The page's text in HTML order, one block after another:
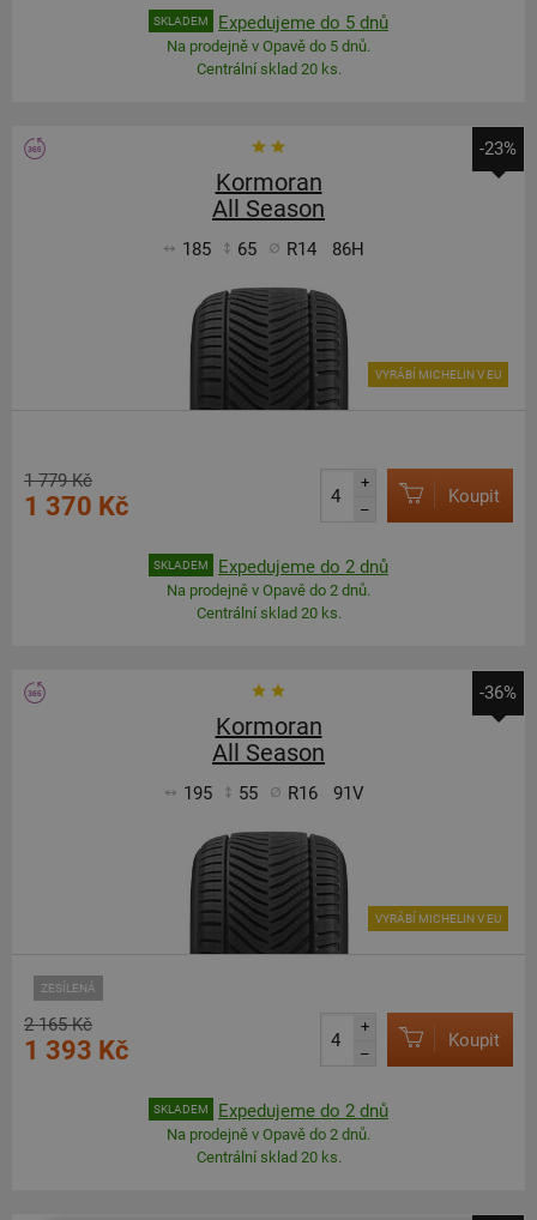
SKLADEM Expedujeme do 5 dnů
Na prodejně v Opavě do 5 dnů.
Centrální sklad 20 ks.
-23%
Kormoran
All Season
185 65 R14 86H
VYRÁBÍ MICHELIN V EU
1 779 Kč
1 370 Kč
+
–
Koupit
SKLADEM Expedujeme do 2 dnů
Na prodejně v Opavě do 2 dnů.
Centrální sklad 20 ks.
-36%
Kormoran
All Season
195 55 R16 91V
ZESÍLENÁ
VYRÁBÍ MICHELIN V EU
2 165 Kč
1 393 Kč
+
–
Koupit
SKLADEM Expedujeme do 2 dnů
Na prodejně v Opavě do 2 dnů.
Centrální sklad 20 ks.